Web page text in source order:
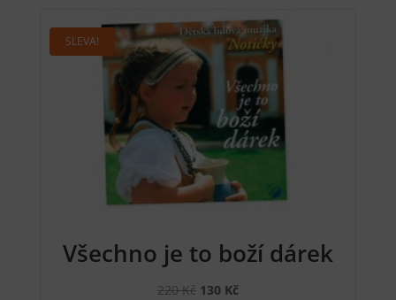
SLEVA!
Všechno je to boží dárek
220Kč Původní
130 KčAktuální